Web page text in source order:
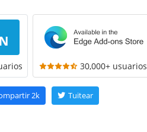
30,000+ usuarios
2k Tuitear